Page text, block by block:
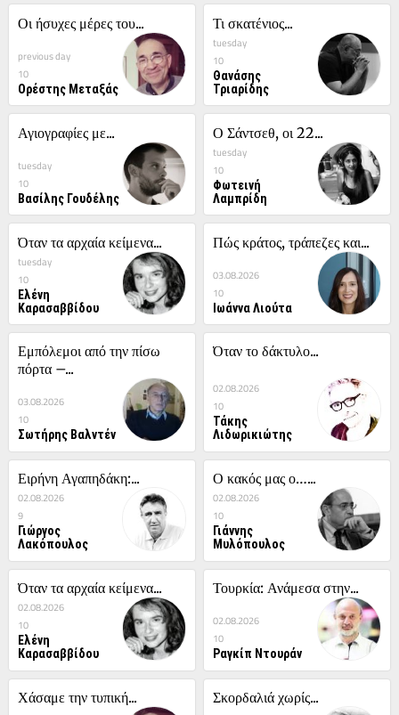
Οι ήσυχες μέρες του...
previous day
10
Ορέστης Μεταξάς
Τι σκατένιος...
tuesday
10
Θανάσης
Τριαρίδης
Αγιογραφίες με...
tuesday
10
Βασίλης Γουδέλης
Ο Σάντσεθ, οι 22...
tuesday
10
Φωτεινή
Λαμπρίδη
Όταν τα αρχαία κείμενα...
tuesday
10
Ελένη
Καρασαββίδου
Πώς κράτος, τράπεζες και...
03.08.2026
10
Ιωάννα Λιούτα
Εμπόλεμοι από την πίσω
πόρτα –...
03.08.2026
10
Σωτήρης Βαλντέν
Όταν το δάκτυλο...
02.08.2026
10
Τάκης
Λιδωρικιώτης
Ειρήνη Αγαπηδάκη:...
02.08.2026
9
Γιώργος
Λακόπουλος
Ο κακός μας ο…...
02.08.2026
10
Γιάννης
Μυλόπουλος
Όταν τα αρχαία κείμενα...
02.08.2026
10
Ελένη
Καρασαββίδου
Τουρκία: Ανάμεσα στην...
02.08.2026
10
Ραγκίπ Ντουράν
Χάσαμε την τυπική...
Σκορδαλιά χωρίς...